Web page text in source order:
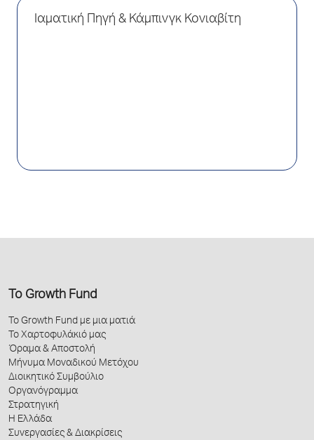
Ιαματική Πηγή & Κάμπινγκ Κονιαβίτη
Το Growth Fund
Το Growth Fund με μια ματιά
Το Χαρτοφυλάκιό μας
Όραμα & Αποστολή
Μήνυμα Μοναδικού Μετόχου
Διοικητικό Συμβούλιο
Οργανόγραμμα
Στρατηγική
Η Ελλάδα
Συνεργασίες & Διακρίσεις